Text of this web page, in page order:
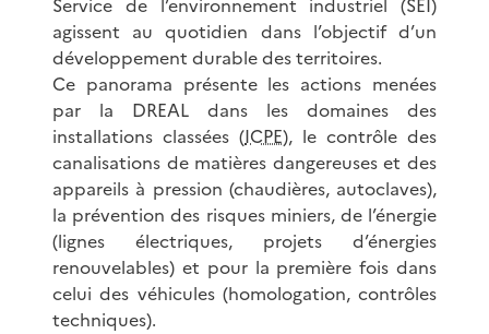
agissent au quotidien dans l’objectif d’un
développement durable des territoires.
Ce panorama présente les actions menées
par la DREAL dans les domaines des
installations classées (ICPE), le contrôle des
canalisations de matières dangereuses et des
appareils à pression (chaudières, autoclaves),
la prévention des risques miniers, de l’énergie
(lignes électriques, projets d’énergies
renouvelables) et pour la première fois dans
celui des véhicules (homologation, contrôles
techniques).